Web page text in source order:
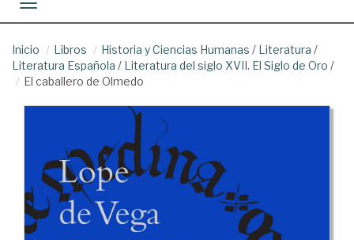
Toggle navigation
Inicio Libros Historia y Ciencias Humanas / Literatura /
Literatura Española / Literatura del siglo XVII. El Siglo de Oro /
El caballero de Olmedo